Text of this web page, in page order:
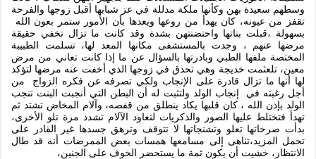
وسطهم سعيدة بهن وكأنها ملكة مدللة في عز شبابها أقبل زوجها والفرحة
تقفز من عيونه، كان يهدأ من روعها ويعدها بأن الأمور ستمر بعون الله
بسهولة ،قبلت بناتها واحتضنتهن بشدة وقد كانت ما تزال تخفي حقيقة
مرضها عنهم ، وجدت بالمستشفى مكانها المعد لها، تسلمت الطبيبة
المختصة ملفها الطبي وبادرتها بالسؤال عن ما إذا كانت تعاني من مرض
معين، تلعثمت خديجة وهي تحدق في زوجها الذي أخفت عنه مرضها لتؤكد
لها أنها ما تزال قادرة على الإنجاب ولكي تصرفه عن فكره الزواج
من
أجل رغبته في
إنجاب الولد ولتثبت له أن البطن التي أنجبت البنت تنجب
الولد بإذن الله ، كان قلبها يكاد ينطلق من قفصه، وآلام المخاض تشتد ثم
تهدأ فتختلط عليها الصور والذكريات لتعاود الآلام تشدد مرة تلو الأخرى،
بدأت صرخاتها تعلو وتشنجاتها لا تتوقف وترهق جسدها غير القادر على
تحمل المزيد،تناهى إلى مسامعها همسات بعض الممرضات أنه قد طال
الانتظار، خشيت أن يكون ثمة ما يستحضر الخوف على الجنين،